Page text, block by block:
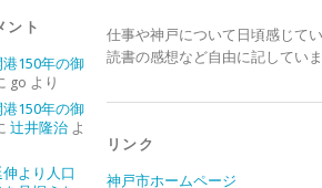
ント
150年の御
go より
150年の御
辻井隆治よ
より人口
仕事や神戸について日頃感じてい
読書の感想など自由に記していま
リンク
神戸市ホームページ